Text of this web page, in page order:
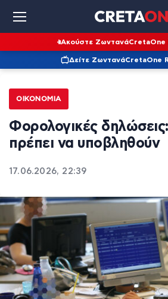
Ακούστε ΖωντανάCretaOne
Δείτε ΖωντανάCretaOne
ΟΙΚΟΝΟΜΊΑ
Φορολογικές
πρέπει να υποβληθούν
17.06.2026, 22:39